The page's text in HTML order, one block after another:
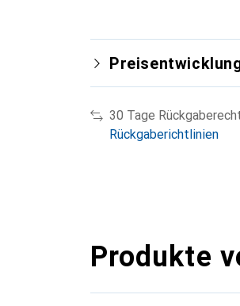
30 Tage
Rückgaberichtlinien
Produkte